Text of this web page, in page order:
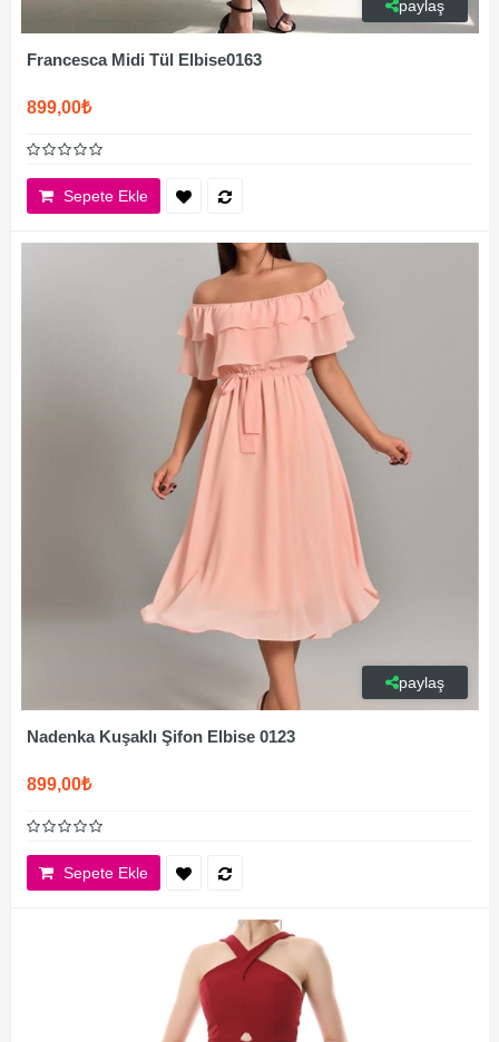
paylaş
Francesca Midi Tül Elbise0163
899,00₺
Sepete Ekle
paylaş
Nadenka Kuşaklı Şifon Elbise 0123
899,00₺
Sepete Ekle